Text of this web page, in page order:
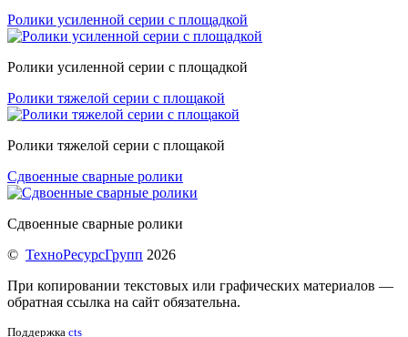
Ролики усиленной серии с площадкой
Ролики усиленной серии с площадкой
Ролики тяжелой серии с площакой
Ролики тяжелой серии с площакой
Сдвоенные сварные ролики
Сдвоенные сварные ролики
© ТехноРесурсГрупп 2026
При копировании текстовых или графических материалов —
обратная ссылка на сайт обязательна.
Поддержка cts